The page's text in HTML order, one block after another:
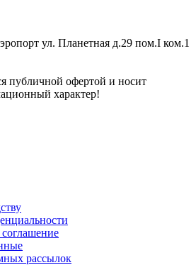
ул. Планетная д.29 пом.I ком.1
публичной офертой и носит
характер!
соглашение
рассылок